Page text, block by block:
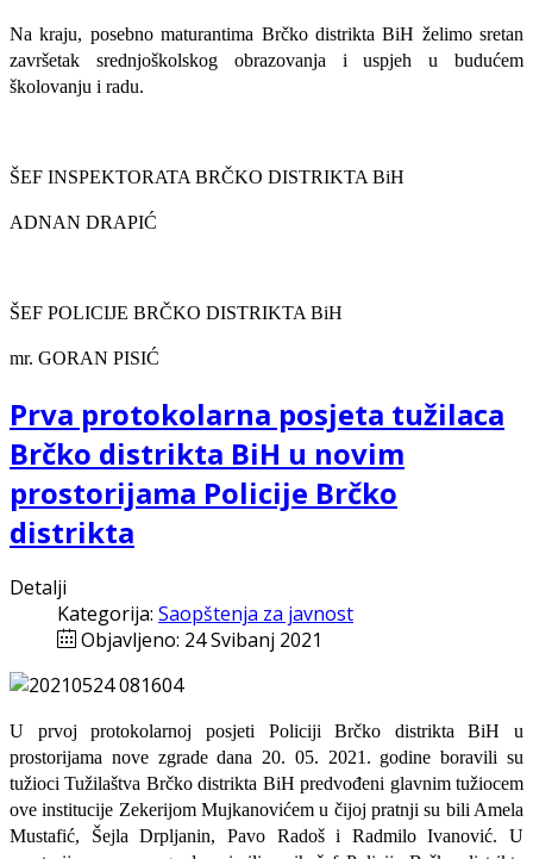
Na kraju, posebno maturantima Brčko distrikta BiH želimo sretan
završetak srednjoškolskog obrazovanja i uspjeh u budućem
školovanju i radu.
ŠEF INSPEKTORATA BRČKO DISTRIKTA BiH
ADNAN DRAPIĆ
ŠEF POLICIJE BRČKO DISTRIKTA BiH
mr. GORAN PISIĆ
Prva protokolarna posjeta tužilaca
Brčko distrikta BiH u novim
prostorijama Policije Brčko
distrikta
Detalji
Kategorija: Saopštenja za javnost
Objavljeno: 24 Svibanj 2021
U prvoj protokolarnoj posjeti Policiji Brčko distrikta BiH u
prostorijama nove zgrade dana 20. 05. 2021. godine boravili su
tužioci Tužilaštva Brčko distrikta BiH predvođeni glavnim tužiocem
ove institucije Zekerijom Mujkanovićem u čijoj pratnji su bili Amela
Mustafić, Šejla Drpljanin, Pavo Radoš i Radmilo Ivanović. U